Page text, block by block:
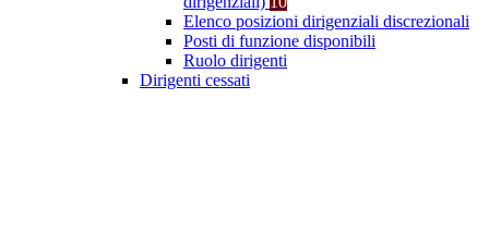
Elenco posizioni dirigenziali discrezionali
Posti di funzione disponibili
Ruolo dirigenti
Dirigenti cessati